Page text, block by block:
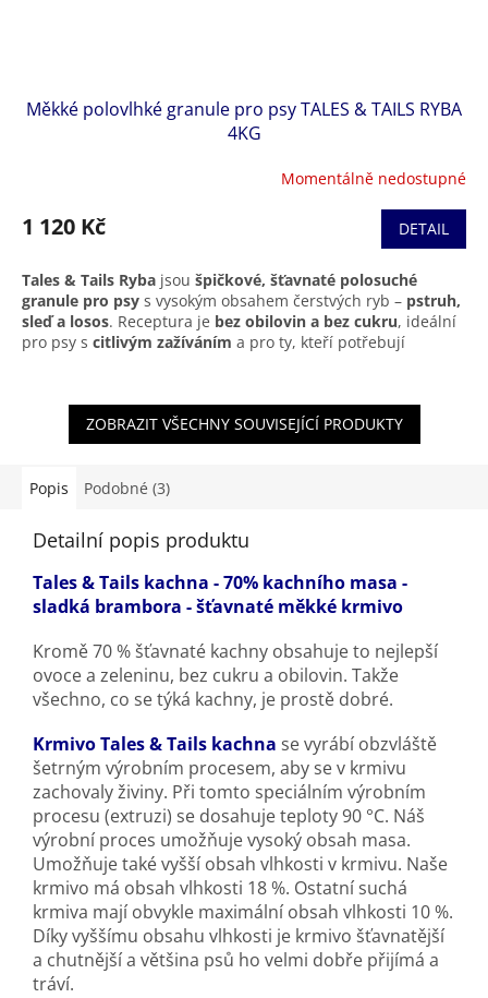
Měkké polovlhké granule pro psy TALES & TAILS RYBA
4KG
Momentálně nedostupné
1 120 Kč DETAIL
Tales & Tails Ryba jsou špičkové, šťavnaté polosuché
granule pro psy s vysokým obsahem čerstvých ryb – pstruh,
sleď a losos. Receptura je bez obilovin a bez cukru, ideální
pro psy s citlivým zažíváním a pro ty, kteří potřebují
Díky šetrnému výrobnímu procesu si krmivo zachovává
přirozenou chuť, vysoký obsah živin a měkkou, šťavnatou
konzistenci. Obsahuje 18 % vlhkosti – více než běžné
pro vybíravé psy
Tales & Tails Ryba
poskytuje psům
stravu plnou bílkovin, omega mastných kyselin a
přírodních surovin
, která podporuje vitalitu a celkové zdraví.
ZOBRAZIT VŠECHNY SOUVISEJÍCÍ PRODUKTY
Popis Podobné (3)
Detailní popis produktu
Tales & Tails kachna - 70% kachního masa -
sladká brambora - šťavnaté měkké krmivo
Kromě 70 % šťavnaté kachny obsahuje to nejlepší
ovoce a zeleninu, bez cukru a obilovin. Takže
všechno, co se týká kachny, je prostě dobré.
Krmivo Tales & Tails kachna se vyrábí obzvláště
šetrným výrobním procesem, aby se v krmivu
zachovaly živiny. Při tomto speciálním výrobním
procesu (extruzi) se dosahuje teploty 90 °C. Náš
výrobní proces umožňuje vysoký obsah masa.
Umožňuje také vyšší obsah vlhkosti v krmivu. Naše
krmivo má obsah vlhkosti 18 %. Ostatní suchá
krmiva mají obvykle maximální obsah vlhkosti 10 %.
Díky vyššímu obsahu vlhkosti je krmivo šťavnatější
a chutnější a většina psů ho velmi dobře přijímá a
tráví.